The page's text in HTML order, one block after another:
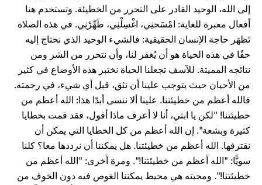
إلى الله، الوحيد القادر على التحرر من الخطيئة. وتستخدم هنا
أفعال معبرة للغاية: امْسَحنِي، اغْسِلْنِي، طَهِّرْنِي. في هذه الصلاة
تَظهَر حاجة الإنسان الحقيقية: فالشيء الوحيد الذي نحتاج إليه
حقًا في هذه الحياة هو أن يُغفر لنا، وأن نتحرر من الشر ومن
نتائجه المميتة. للآسف تجعلنا الحياة نختبر هذه الأوضاع في كثير
من الأحيان حيث يتوجب علينا أن نثق، قبل أي شيء، في رحمته.
فالله أعظم من خطيئتنا. علينا ألا ننسى أبدًا هذا: الله أعظم من
خطيئتنا! "لكن يا ابتي، أنا لا أعرف ماذا أقول، فقد قمت بخطايا
كثيرة وبشعة". إن الله أعظم من كل الخطايا التي يمكن أن
نقترفها. الله أعظم من خطيئتنا. هل يمكننا أن نرددها معا؟ كلنا
سويًّا: "الله أعظم من خطيئتنا!". ومرة أخرى: "الله أعظم من
خطيئتنا!". ومحبته هي محيط يمكننا الغوص فيه دون الخوف من